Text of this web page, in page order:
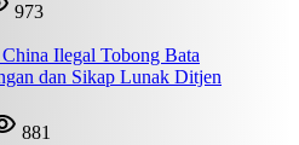
973
Ilegal Tobong Bata
dan Sikap Lunak Ditjen
881